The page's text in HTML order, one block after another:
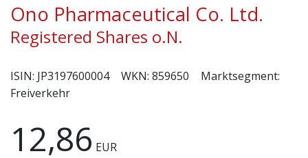
Ono Pharmaceutical Co. Ltd.
Registered Shares o.N.
ISIN: JP3197600004 WKN: 859650
Marktsegment:
Freiverkehr
12,86 EUR